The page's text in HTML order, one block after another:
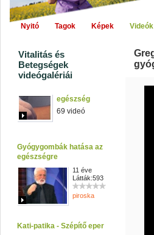
Nyitó Tagok Képek Videók
Vitalitás és
Betegségek
videógalériái
egészség
69 videó
Gyógygombák hatása az
egészségre
11 éve
Látták:593
piroska
Kati-patika - Szépítő eper